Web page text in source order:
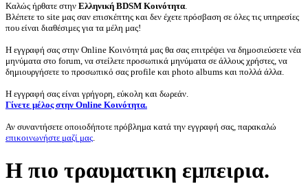
Καλώς ήρθατε στην Ελληνική BDSM Κοινότητα.
Βλέπετε το site μας σαν επισκέπτης και δεν έχετε πρόσβαση σε όλες τις υπηρεσίες
που είναι διαθέσιμες για τα μέλη μας!
Η εγγραφή σας στην Online Κοινότητά μας θα σας επιτρέψει να δημοσιεύσετε νέα
μηνύματα στο forum, να στείλετε προσωπικά μηνύματα σε άλλους χρήστες, να
δημιουργήσετε το προσωπικό σας profile και photo albums και πολλά άλλα.
Η εγγραφή σας είναι γρήγορη, εύκολη και δωρεάν.
Γίνετε μέλος στην Online Κοινότητα.
Αν συναντήσετε οποιοδήποτε πρόβλημα κατά την εγγραφή σας, παρακαλώ
επικοινωνήστε μαζί μας.
Η πιο τραυματικη εμπειρια.